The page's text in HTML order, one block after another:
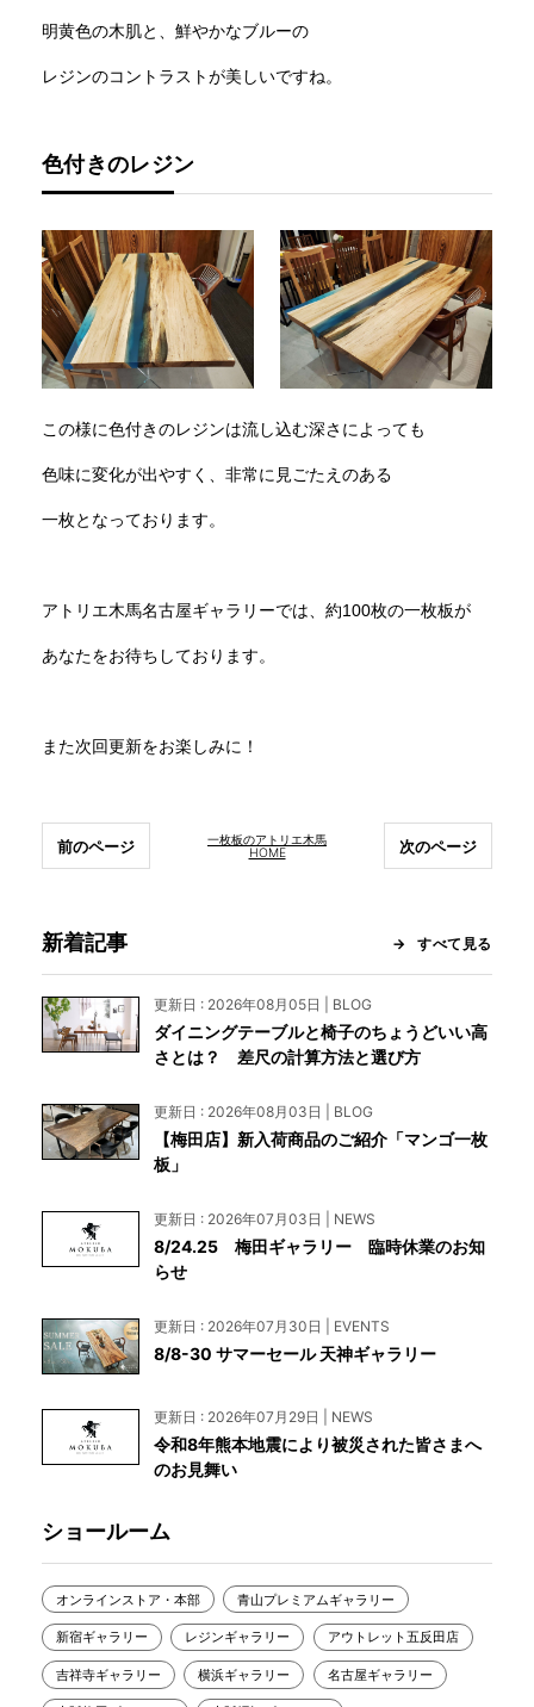
明黄色の木肌と、鮮やかなブルーの
レジンのコントラストが美しいですね。
色付きのレジン
この様に色付きのレジンは流し込む深さによっても
色味に変化が出やすく、非常に見ごたえのある
一枚となっております。
アトリエ木馬名古屋ギャラリーでは、約100枚の一枚板が
あなたをお待ちしております。
また次回更新をお楽しみに！
一枚板のアトリエ木馬
HOME
前のページ 次のページ
新着記事 すべて見る
更新日 : 2026年08月05日 | BLOG
ダイニングテーブルと椅子のちょうどいい高
さとは？ 差尺の計算方法と選び方
更新日 : 2026年08月03日 | BLOG
【梅田店】新入荷商品のご紹介「マンゴ一枚
板」
更新日 : 2026年07月03日 | NEWS
8/24.25 梅田ギャラリー 臨時休業のお知
らせ
更新日 : 2026年07月30日 | EVENTS
8/8-30 サマーセール 天神ギャラリー
更新日 : 2026年07月29日 | NEWS
令和8年熊本地震により被災された皆さまへ
のお見舞い
ショールーム
オンラインストア・本部 青山プレミアムギャラリー
新宿ギャラリー レジンギャラリー アウトレット五反田店
吉祥寺ギャラリー 横浜ギャラリー 名古屋ギャラリー